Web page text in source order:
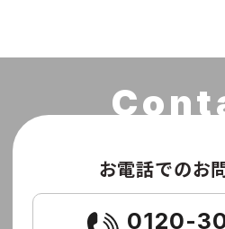
お電話でのお
0120-